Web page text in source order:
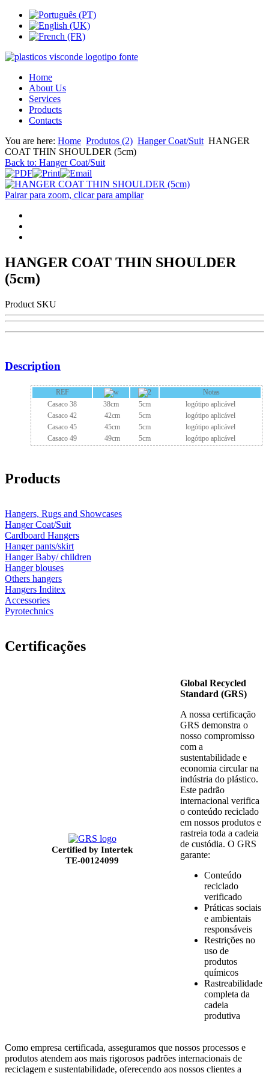
Home
About Us
Services
Products
Contacts
You are here: Home Produtos (2) Hanger Coat/Suit HANGER
COAT THIN SHOULDER (5cm)
Back to: Hanger Coat/Suit
Pairar para zoom, clicar para ampliar
HANGER COAT THIN SHOULDER
(5cm)
Product SKU
Description
REF
Notas
Casaco 38
38cm 5cm
logótipo aplicável
Casaco 42
42cm 5cm
logótipo aplicável
Casaco 45
45cm 5cm
logótipo aplicável
Casaco 49
49cm 5cm logótipo aplicável
Products
Hangers, Rugs and Showcases
Hanger Coat/Suit
Cardboard Hangers
Hanger pants/skirt
Hanger Baby/ children
Hanger blouses
Others hangers
Hangers Inditex
Accessories
Pyrotechnics
Certificações
Certified by Intertek
TE-00124099
Global Recycled
Standard (GRS)
A nossa certificação
GRS demonstra o
nosso compromisso
com a
sustentabilidade e
economia circular na
indústria do plástico.
Este padrão
internacional verifica
o conteúdo reciclado
em nossos produtos e
rastreia toda a cadeia
de custódia. O GRS
garante:
Conteúdo
reciclado
verificado
Práticas sociais
e ambientais
responsáveis
Restrições no
uso de
produtos
químicos
Rastreabilidade
completa da
cadeia
produtiva
Como empresa certificada, asseguramos que nossos processos e
produtos atendem aos mais rigorosos padrões internacionais de
reciclagem e sustentabilidade, oferecendo aos nossos clientes a